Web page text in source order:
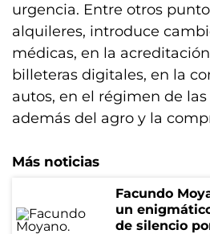
urgencia. Entre otros
alquileres, introduce
médicas, en la
billeteras digitales, en la
autos, en el régimen de
además del agro y la
Más noticias
Facundo
un
de silencio